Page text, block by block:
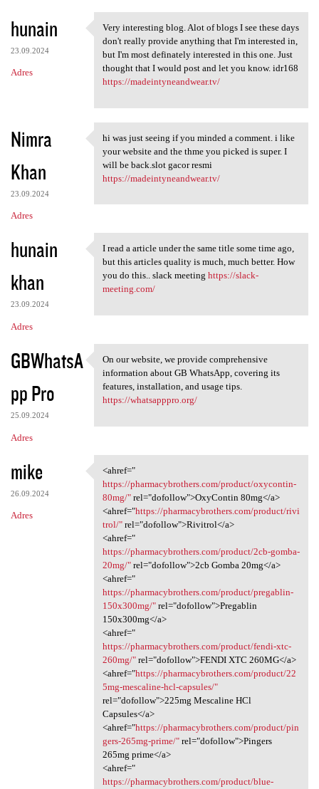
hunain
23.09.2024
Adres
Very interesting blog. Alot
Very interesting blog. Alot of blogs I see these days
don't really provide anything that I'm interested in,
but I'm most definately interested in this one. Just
thought that I would post and let you know. idr168
https://madeintyneandwear.tv/
Nimra
Khan
23.09.2024
Adres
hi was just seeing if you
hi was just seeing if you minded a comment. i like
your website and the thme you picked is super. I
will be back.slot gacor resmi
https://madeintyneandwear.tv/
hunain
khan
23.09.2024
Adres
I read a article under the
I read a article under the same title some time ago,
but this articles quality is much, much better. How
you do this.. slack meeting https://slack-
meeting.com/
GBWhatsA
pp Pro
25.09.2024
Adres
On our website, we provide
On our website, we provide comprehensive
information about GB WhatsApp, covering its
features, installation, and usage tips.
https://whatsapppro.org/
mike
26.09.2024
Adres
<ahref=" https:/
<ahref="
https://pharmacybrothers.com/product/oxycontin-
80mg/"rel="dofollow">OxyContin 80mg</a>
<ahref="https://pharmacybrothers.com/product/rivi
trol/"rel="dofollow">Rivitrol</a>
<ahref="
https://pharmacybrothers.com/product/2cb-gomba-
20mg/"rel="dofollow">2cb Gomba 20mg</a>
<ahref="
https://pharmacybrothers.com/product/pregablin-
150x300mg/"rel="dofollow">Pregablin
150x300mg</a>
<ahref="
https://pharmacybrothers.com/product/fendi-xtc-
260mg/"rel="dofollow">FENDI XTC 260MG</a>
<ahref="https://pharmacybrothers.com/product/22
5mg-mescaline-hcl-capsules/"
rel="dofollow">225mg Mescaline HCl
Capsules</a>
<ahref="https://pharmacybrothers.com/product/pin
gers-265mg-prime/"rel="dofollow">Pingers
265mg prime</a>
<ahref="
https://pharmacybrothers.com/product/blue-